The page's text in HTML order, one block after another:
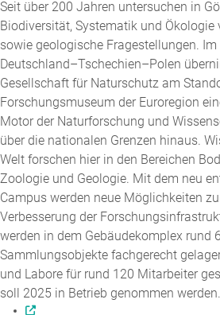
Seit über 200 Jahren untersuchen in
Biodiversität, Systematik und Ökologie
sowie geologische Fragestellungen. Im
Deutschland–Tschechien–Polen
Gesellschaft für Naturschutz am
Forschungsmuseum der Euroregion
Motor der Naturforschung und
über die nationalen Grenzen hinaus.
Welt forschen hier in den Bereichen
Zoologie und Geologie. Mit dem neu
Campus werden neue Möglichkeiten
Verbesserung der
werden in dem Gebäudekomplex rund
Sammlungsobjekte fachgerecht
und Labore für rund 120 Mitarbeiter
soll 2025 in Betrieb genommen werden.